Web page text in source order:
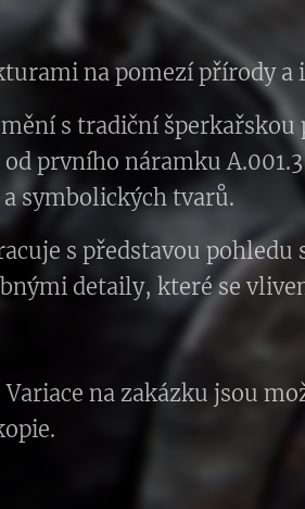
na pomezí přírody a
s tradiční šperkařskou
prvního náramku
symbolických tvarů.
s představou pohledu
detaily, které se
na zakázku jsou